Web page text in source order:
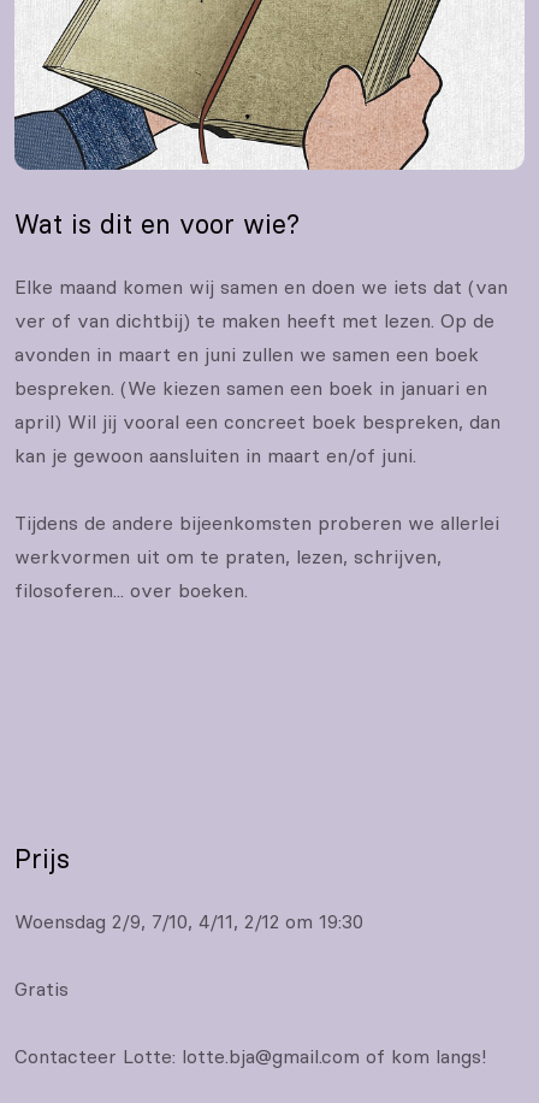
Wat is dit en voor wie?
Elke maand komen wij samen en doen we iets dat (van
ver of van dichtbij) te maken heeft met lezen. Op de
avonden in maart en juni zullen we samen een boek
bespreken. (We kiezen samen een boek in januari en
april) Wil jij vooral een concreet boek bespreken, dan
kan je gewoon aansluiten in maart en/of juni.
Tijdens de andere bijeenkomsten proberen we allerlei
werkvormen uit om te praten, lezen, schrijven,
filosoferen... over boeken.
Prijs
Woensdag 2/9, 7/10, 4/11, 2/12 om 19:30
Gratis
Contacteer Lotte: lotte.bja@gmail.com of kom langs!